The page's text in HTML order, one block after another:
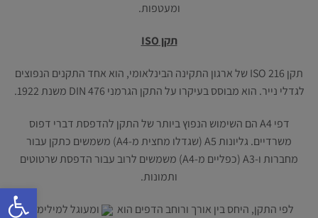
פתח
ומעטפות.
תקן ISO
תקן ISO 216 של ארגון התקינה הבינלאומי, הוא אחד התקנים הנפוצים
לגדלי נייר. הוא מבוסס בעיקרו על התקן הגרמני DIN 476 משנת 1922.
דפי A4 הם השימוש הנפוץ ביותר של התקן להדפסת דברי דפוס
משרדיים. גליונות A5 (שגדלו מחצית מ-A4) משמשים כתקן עבור
מחברות ו-A3 (כפליים מ-A4) משמשים לרוב עבור הדפסת שרטוטים
ותמונות.
לפי התקן, היחס בין אורך ורוחב הדפים הוא
ומעוגל למילימטר